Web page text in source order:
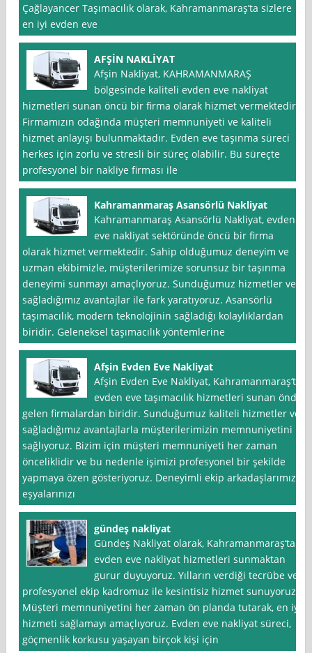
Çağlayancer Taşımacılık olarak, Kahramanmaraş’ta sizlere
en iyi evden eve
AFŞİN NAKLİYAT
Afşin Nakliyat, KAHRAMANMARAŞ
bölgesinde kaliteli evden eve nakliyat
hizmetleri sunan öncü bir firma olarak hizmet vermektedir.
Firmamızın odağında müşteri memnuniyeti ve kaliteli
hizmet anlayışı bulunmaktadır. Evden eve taşınma süreci
herkes için zorlu ve stresli bir süreç olabilir. Bu süreçte
profesyonel bir nakliye firması ile
Kahramanmaraş Asansörlü Nakliyat
Kahramanmaraş Asansörlü Nakliyat, evden
eve nakliyat sektöründe öncü bir firma
olarak hizmet vermektedir. Sahip olduğumuz deneyim ve
uzman ekibimizle, müşterilerimize sorunsuz bir taşınma
deneyimi sunmayı amaçlıyoruz. Sunduğumuz hizmetler ve
sağladığımız avantajlar ile fark yaratıyoruz. Asansörlü
taşımacılık, modern teknolojinin sağladığı kolaylıklardan
biridir. Geleneksel taşımacılık yöntemlerine
Afşin Evden Eve Nakliyat
Afşin Evden Eve Nakliyat, Kahramanmaraş‘ta
evden eve taşımacılık hizmetleri sunan önde
gelen firmalardan biridir. Sunduğumuz kaliteli hizmetler ve
sağladığımız avantajlarla müşterilerimizin memnuniyetini
sağlıyoruz. Bizim için müşteri memnuniyeti her zaman
önceliklidir ve bu nedenle işimizi profesyonel bir şekilde
yapmaya özen gösteriyoruz. Deneyimli ekip arkadaşlarımız,
eşyalarınızı
gündeş nakliyat
Gündeş Nakliyat olarak, Kahramanmaraş‘ta
evden eve nakliyat hizmetleri sunmaktan
gurur duyuyoruz. Yılların verdiği tecrübe ve
profesyonel ekip kadromuz ile kesintisiz hizmet sunuyoruz.
Müşteri memnuniyetini her zaman ön planda tutarak, en iyi
hizmeti sağlamayı amaçlıyoruz. Evden eve nakliyat süreci,
göçmenlik korkusu yaşayan birçok kişi için